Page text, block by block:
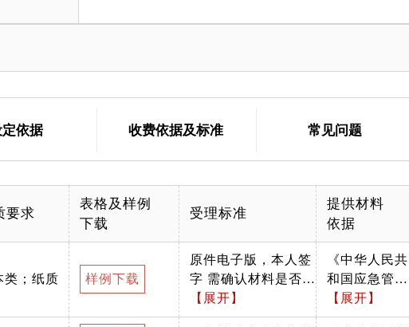
定依据 收费依据及标准 常见问题
要求
表格及样例
下载
受理标准
提供材料
依据
类；纸质 样例下载
原件电子版，本人签
字 需确认材料是否按
照办事指南中所列格
式递交
【展开】
《中华人民共
和国应急管理
部公告》（20
18年第12号）
【展开】